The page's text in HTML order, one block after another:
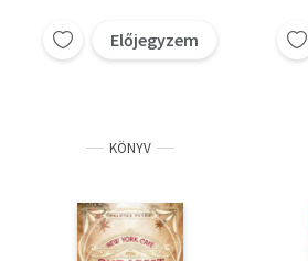
Előjegyzem
KÖNYV